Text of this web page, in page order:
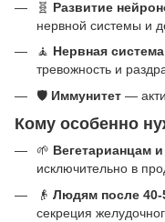
🧬 Развитие
нервной системы и
🧘 Нервная система
тревожность и
🛡️ Иммунитет —
Кому особенно
🌱 Вегетарианцам
исключительно в
👴 Людям после 40-
секреция